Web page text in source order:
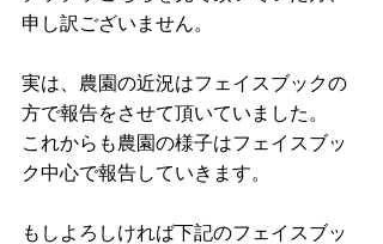
申し訳ございません。
実は、農園の近況はフェイスブックの
方で報告をさせて頂いていました。
これからも農園の様子はフェイスブッ
ク中心で報告していきます。
もしよろしければ下記のフェイスブッ